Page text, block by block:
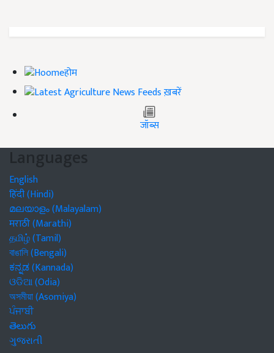
होम
ख़बरें
जॉब्स
Languages
English
हिंदी (Hindi)
മലയാളം (Malayalam)
मराठी (Marathi)
தமிழ் (Tamil)
বাঙালি (Bengali)
ಕನ್ನಡ (Kannada)
ଓଡିଆ (Odia)
অসমীয়া (Asomiya)
ਪੰਜਾਬੀ
తెలుగు
ગુજરાતી